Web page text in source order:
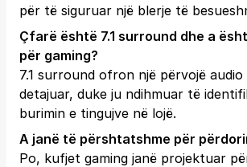
për të siguruar një blerje të
Çfarë është 7.1 surround dhe a
për gaming?
7.1 surround ofron një përvojë
detajuar, duke ju ndihmuar të
burimin e tingujve në lojë.
A janë të përshtatshme për
Po, kufjet gaming janë projektuar